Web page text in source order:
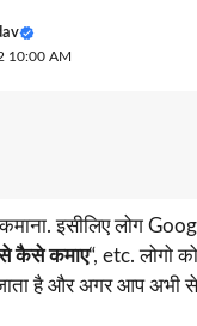
10:00 AM
इसीलिए लोग
कैसे कमाए“, etc. लोगो
है और अगर आप अभी